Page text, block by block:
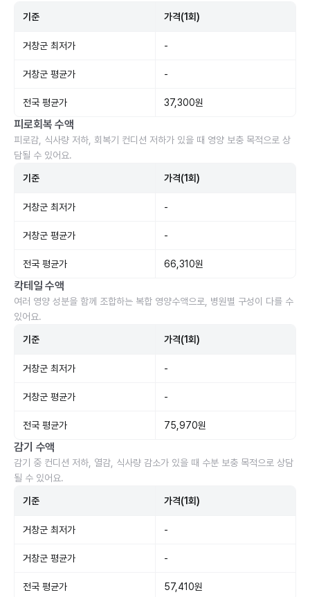
기준 가격(1회)
거창군 최저가 -
거창군 평균가 -
전국 평균가 37,300원
피로회복 수액
피로감, 식사량 저하, 회복기 컨디션 저하가 있을 때 영양 보충 목적으로 상
담될 수 있어요.
기준 가격(1회)
거창군 최저가 -
거창군 평균가 -
전국 평균가 66,310원
칵테일 수액
여러 영양 성분을 함께 조합하는 복합 영양수액으로, 병원별 구성이 다를 수
있어요.
기준 가격(1회)
거창군 최저가 -
거창군 평균가 -
전국 평균가 75,970원
감기 수액
감기 중 컨디션 저하, 열감, 식사량 감소가 있을 때 수분 보충 목적으로 상담
될 수 있어요.
기준 가격(1회)
거창군 최저가 -
거창군 평균가 -
전국 평균가 57,410원